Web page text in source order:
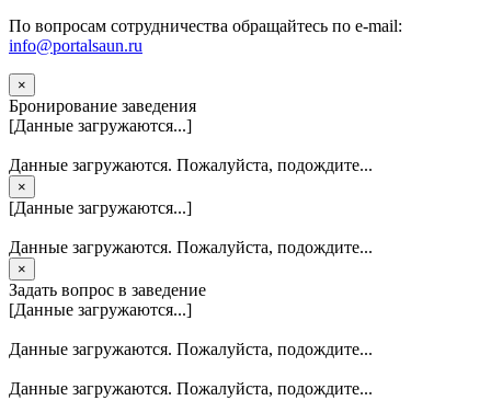
По вопросам сотрудничества обращайтесь по e-mail:
info@portalsaun.ru
×
Бронирование заведения
[Данные загружаются...]
Данные загружаются. Пожалуйста, подождите...
×
[Данные загружаются...]
Данные загружаются. Пожалуйста, подождите...
×
Задать вопрос в заведение
[Данные загружаются...]
Данные загружаются. Пожалуйста, подождите...
Данные загружаются. Пожалуйста, подождите...